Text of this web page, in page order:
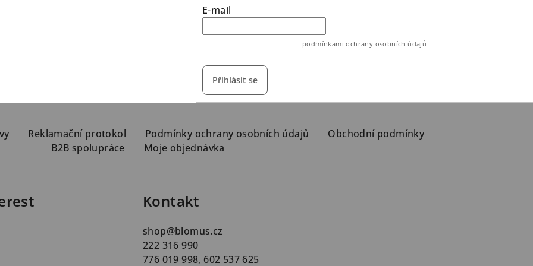
E-mail
podmínkami ochrany osobních údajů
Přihlásit se
Reklamační protokol Podmínky ochrany osobních údajů
Obchodní podmínky
B2B spolupráce
Moje objednávka
Kontakt
shop@blomus.cz
222 316 990
776 019 998, 602 537 625